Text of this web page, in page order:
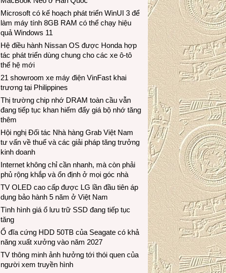
Microsoft có kế hoạch phát triển WinUI 3 để
làm máy tính 8GB RAM có thể chạy hiệu
quả Windows 11
Hệ điều hành Nissan OS được Honda hợp
tác phát triển dùng chung cho các xe ô-tô
thế hệ mới
21 showroom xe máy điện VinFast khai
trương tại Philippines
Thị trường chip nhớ DRAM toàn cầu vẫn
đang tiếp tục khan hiếm đẩy giá bộ nhớ tăng
thêm
Hội nghị Đối tác Nhà hàng Grab Việt Nam
tư vấn về thuế và các giải pháp tăng trưởng
kinh doanh
Internet không chỉ cần nhanh, mà còn phải
phủ rộng khắp và ổn định ở mọi góc nhà
TV OLED cao cấp được LG lần đầu tiên áp
dụng bảo hành 5 năm ở Việt Nam
Tình hình giá ổ lưu trữ SSD đang tiếp tục
tăng
Ổ đĩa cứng HDD 50TB của Seagate có khả
năng xuất xưởng vào năm 2027
TV thông minh ảnh hưởng tới thói quen của
người xem truyền hình